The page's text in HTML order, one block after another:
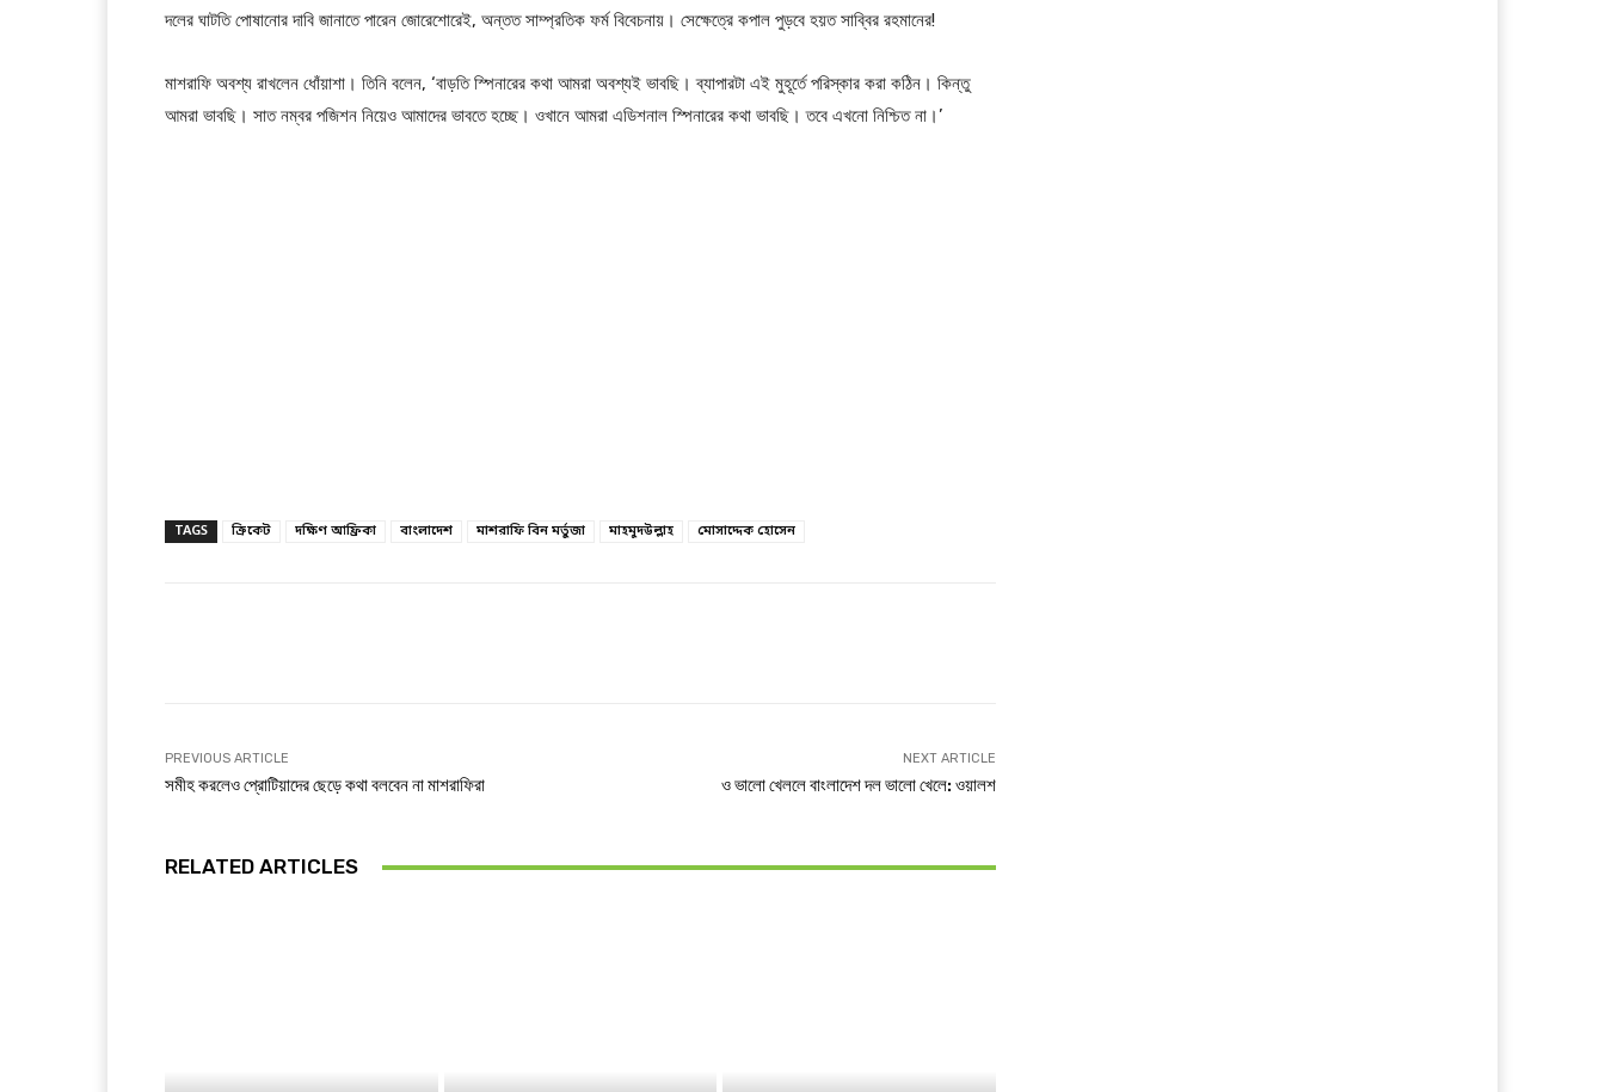
দলের ঘাটতি পোষানোর দাবি জানাতে পারেন জোরেশোরেই, অন্তত সাম্প্রতিক ফর্ম বিবেচনায়। সেক্ষেত্রে কপাল পুড়বে হয়ত সাব্বির রহমানের!
মাশরাফি অবশ্য রাখলেন ধোঁয়াশা। তিনি বলেন, ‘বাড়তি স্পিনারের কথা আমরা অবশ্যই ভাবছি। ব্যাপারটা এই মুহূর্তে পরিস্কার করা কঠিন। কিন্তু
আমরা ভাবছি। সাত নম্বর পজিশন নিয়েও আমাদের ভাবতে হচ্ছে। ওখানে আমরা এডিশনাল স্পিনারের কথা ভাবছি। তবে এখনো নিশ্চিত না।’
TAGS ক্রিকেট দক্ষিণ আফ্রিকা বাংলাদেশ মাশরাফি বিন মর্তুজা মাহমুদউল্লাহ মোসাদ্দেক হোসেন
PREVIOUS ARTICLE
সমীহ করলেও প্রোটিয়াদের ছেড়ে কথা বলবেন না মাশরাফিরা
NEXT ARTICLE
ও ভালো খেললে বাংলাদেশ দল ভালো খেলে: ওয়ালশ
RELATED ARTICLES